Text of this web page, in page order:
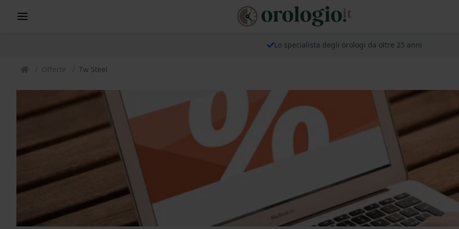
Lo specialista degli orologi da oltre 25 anni
Offerte Tw Steel